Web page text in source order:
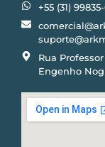
+55 (31)
Rua
Engenho